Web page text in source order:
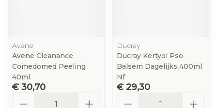
Avene
Avene Cleanance
Comedomed Peeling
40ml
€ 30,70
Ducray
Ducray Kertyol Pso
Balsem Dagelijks 400ml
Nf
€ 29,30